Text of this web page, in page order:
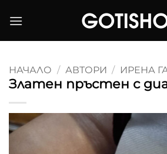
НАЧАЛО / АВТОРИ / ИРЕНА
Златен пръстен с